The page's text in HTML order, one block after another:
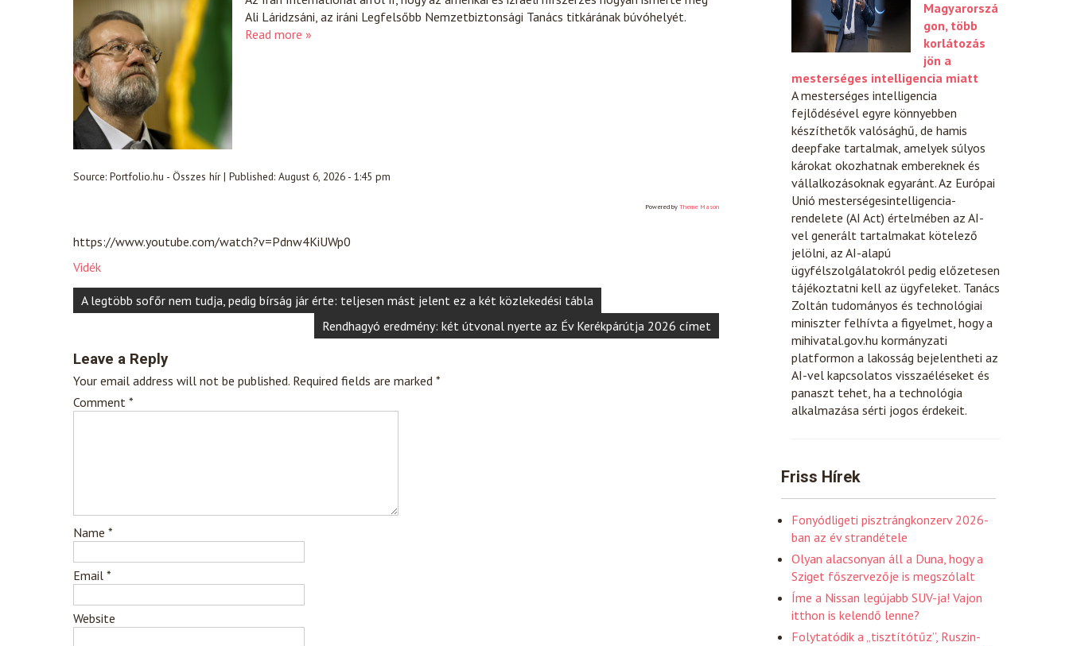
Ali Láridzsáni, az iráni Legfelsőbb Nemzetbiztonsági Tanács titkárának búvóhelyét.
Read more »
Source: Portfolio.hu - Összes hír| Published: August 6, 2026 - 1:45 pm
Powered by Theme Mason
https://www.youtube.com/watch?v=Pdnw4KiUWp0
Vidék
Post
navigation
A legtöbb sofőr nem tudja, pedig bírság jár érte: teljesen mást jelent ez a két közlekedési tábla
Rendhagyó eredmény: két útvonal nyerte az Év Kerékpárútja 2026 címet
Leave a Reply
Your email address will not be published. Required fields are marked *
Comment *
Name *
Email *
Website
Magyarorszá
gon, több
korlátozás
jön a
mesterséges intelligencia miatt
A mesterséges intelligencia
fejlődésével egyre könnyebben
készíthetők valósághű, de hamis
deepfake tartalmak, amelyek súlyos
károkat okozhatnak embereknek és
vállalkozásoknak egyaránt. Az Európai
Unió mesterségesintelligencia-
rendelete (AI Act) értelmében az AI-
vel generált tartalmakat kötelező
jelölni, az AI-alapú
ügyfélszolgálatokról pedig előzetesen
tájékoztatni kell az ügyfeleket. Tanács
Zoltán tudományos és technológiai
miniszter felhívta a figyelmet, hogy a
mihivatal.gov.hu kormányzati
platformon a lakosság bejelentheti az
AI-vel kapcsolatos visszaéléseket és
panaszt tehet, ha a technológia
alkalmazása sérti jogos érdekeit.
Friss Hírek
Fonyódligeti pisztrángkonzerv 2026-
ban az év strandétele
Olyan alacsonyan áll a Duna, hogy a
Sziget főszervezője is megszólalt
Íme a Nissan legújabb SUV-ja! Vajon
itthon is kelendő lenne?
Folytatódik a „tisztítótűz”, Ruszin-